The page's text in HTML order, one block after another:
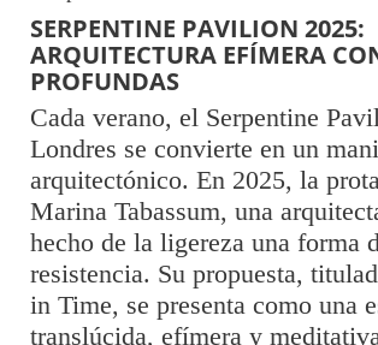
SERPENTINE PAVILION 2025:
ARQUITECTURA EFÍMERA
PROFUNDAS
Cada verano, el Serpentine
Londres se convierte en un
arquitectónico. En 2025, la
Marina Tabassum, una
hecho de la ligereza una forma
resistencia. Su propuesta,
in Time, se presenta como una
translúcida, efímera y